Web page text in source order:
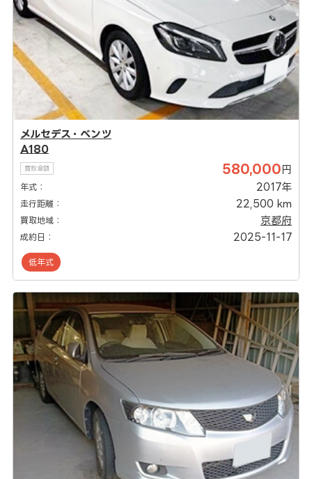
メルセデス・ベンツ
A180
買取金額 580,000 円
年式： 2017年
走行距離： 22,500 km
買取地域： 京都府
成約日： 2025-11-17
低年式